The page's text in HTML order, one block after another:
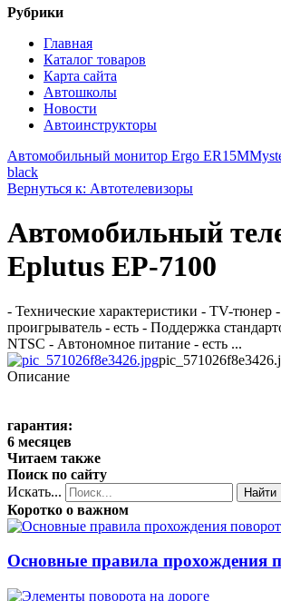
Рубрики
Главная
Каталог товаров
Карта сайта
Автошколы
Новости
Автоинструкторы
Автомобильный монитор Ergo ER15M
black
Вернуться к: Автотелевизоры
Автомобильный
Eplutus EP-7100
- Технические характеристики - TV-тюнер
проигрыватель - есть - Поддержка
NTSC - Автономное питание - есть ...
Описание
гарантия:
6 месяцев
Читаем также
Поиск по сайту
Искать...
Найти
Коротко о важном
Основные правила прохождения